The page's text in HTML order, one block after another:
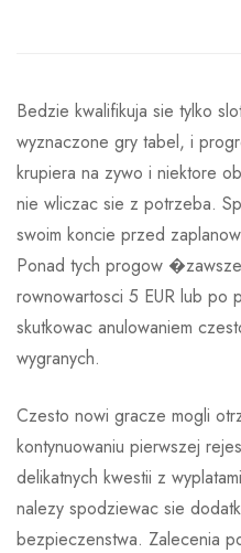
Bedzie kwalifikuja sie tylko
wyznaczone gry tabel, i
krupiera na zywo i niektore
nie wliczac sie z potrzeba.
swoim koncie przed
Ponad tych progow
rownowartosci 5 EUR lub
skutkowac anulowaniem
wygranych.
Czesto nowi gracze mogli
kontynuowaniu pierwszej
delikatnych kwestii z
nalezy spodziewac sie
bezpieczenstwa. Zalecenia